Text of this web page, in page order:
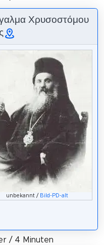
Χρυσοστόμου
unbekannt / Bild-PD-alt
/ 4 Minuten